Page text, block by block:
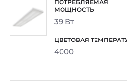
39 Вт
4000